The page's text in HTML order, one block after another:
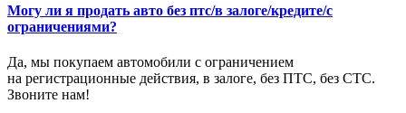
Могу ли я продать авто без птс/в залоге/кредите/с
ограничениями?
Да, мы покупаем автомобили с ограничением
на регистрационные действия, в залоге, без ПТС, без СТС.
Звоните нам!